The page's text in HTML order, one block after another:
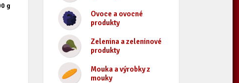
g
Ovoce a ovocné
produkty
Zelenina a zeleninové
produkty
Mouka a výrobky z
mouky